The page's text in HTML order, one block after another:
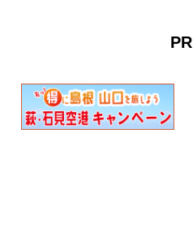
PR